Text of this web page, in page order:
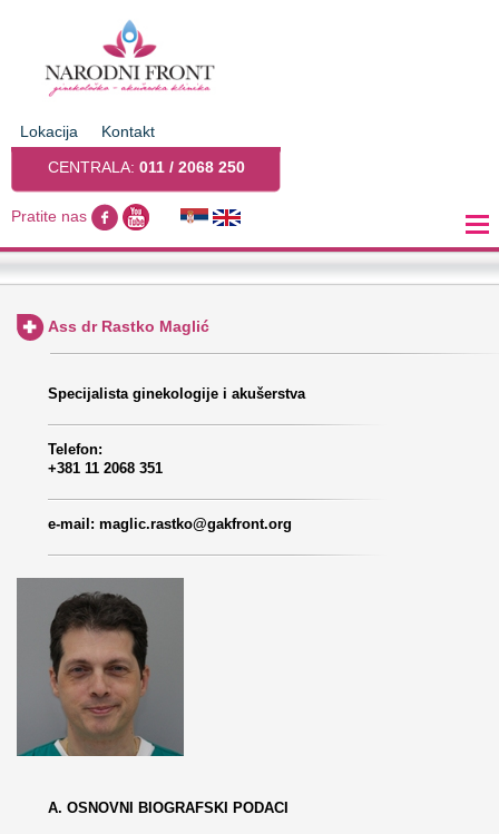
Lokacija
Kontakt
CENTRALA: 011 / 2068 250
Pratite nas
Ass dr Rastko Maglić
Specijalista ginekologije i akušerstva
Telefon:
+381 11 2068 351
e-mail: maglic.rastko@gakfront.org
A. OSNOVNI BIOGRAFSKI PODACI